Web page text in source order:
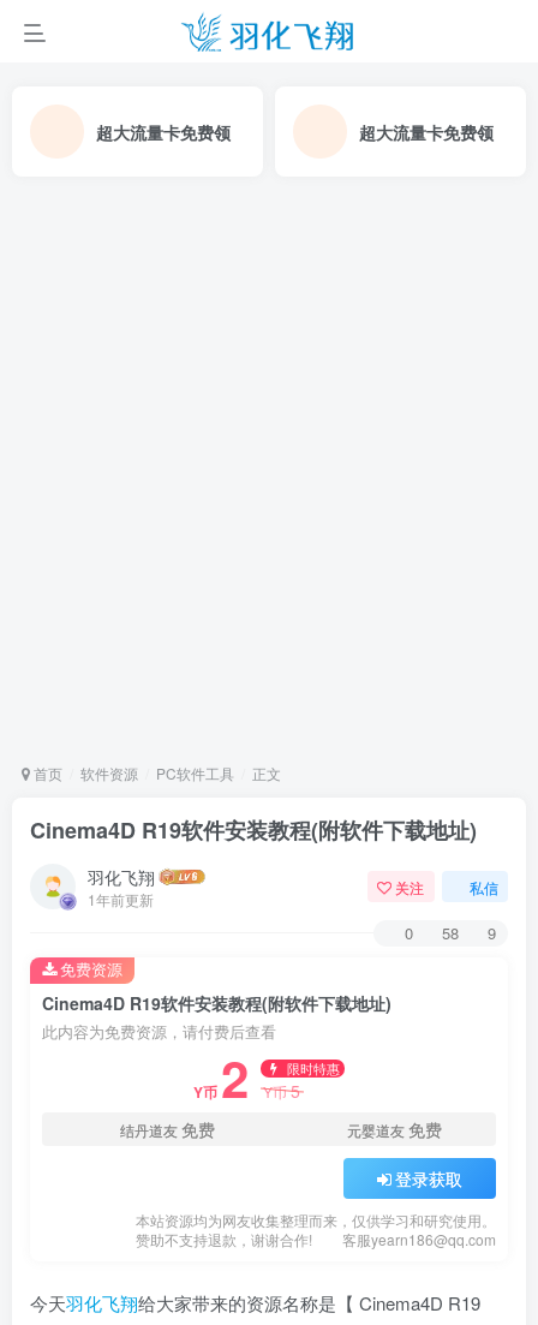
超大流量卡免费领 超大流量卡免费领
首页 软件资源 PC软件工具 正文
Cinema4D R19软件安装教程(附软件下载地址)
羽化飞翔
1年前更新
关注 私信
0 58 9
Cinema4D R19软件安装教程(附软件下载地址)
此内容为免费资源，请付费后查看
Y币 2 限时特惠
Y币5
结丹道友免费 元婴道友免费
登录获取
本站资源均为网友收集整理而来，仅供学习和研究使用。
赞助不支持退款，谢谢合作!
客服yearn186@qq.com
免费资源
今天羽化飞翔给大家带来的资源名称是【 Cinema4D R19